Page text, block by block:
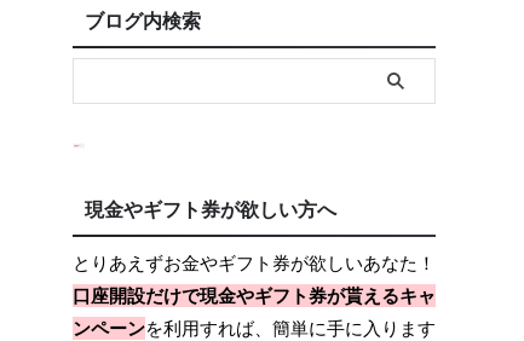
ブログ内検索
現金やギフト券が欲しい方へ
とりあえずお金やギフト券が欲しいあなた！
口座開設だけで現金やギフト券が貰えるキャ
ンペーンを利用すれば、簡単に手に入ります